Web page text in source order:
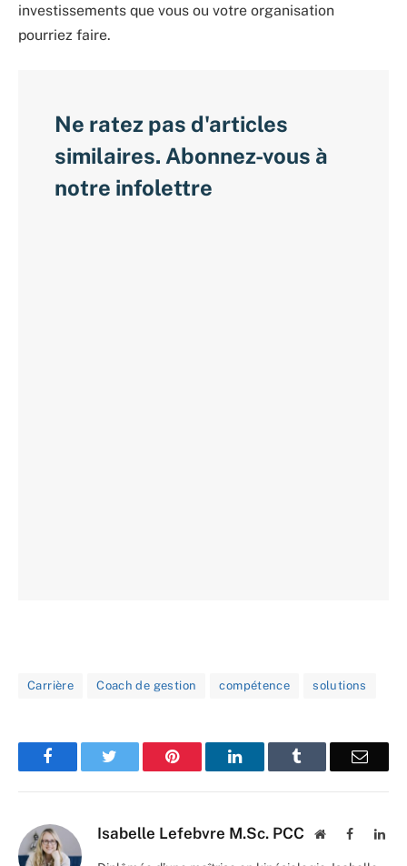
investissements que vous ou votre organisation
pourriez faire.
Ne ratez pas d'articles
similaires. Abonnez-vous à
notre infolettre
Carrière Coach de gestion compétence solutions
Facebook Pinterest LinkedIn Email
Isabelle Lefebvre M.Sc. PCC WebsiteFacebook